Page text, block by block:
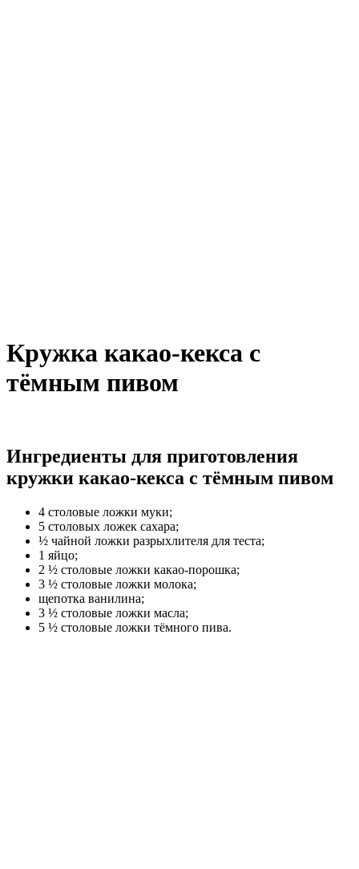
Кружка какао-кекса с
тёмным пивом
Ингредиенты для приготовления
кружки какао-кекса с тёмным пивом
4 столовые ложки муки;
5 столовых ложек сахара;
½ чайной ложки разрыхлителя для теста;
1 яйцо;
2 ½ столовые ложки какао-порошка;
3 ½ столовые ложки молока;
щепотка ванилина;
3 ½ столовые ложки масла;
5 ½ столовые ложки тёмного пива.